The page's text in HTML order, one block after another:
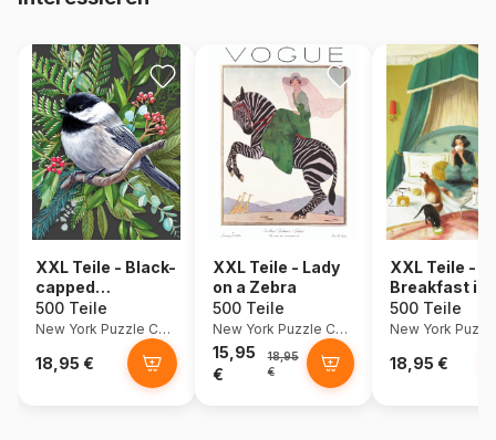
XXL Teile - Black-
capped
Chickadee
500 Teile
New York Puzzle Company
18,95 €
XXL Teile - Lady
on a Zebra
500 Teile
New York Puzzle Company
15,95
€
18,95
€
XXL Teile -
Breakfast in
500 Teile
18,95 €